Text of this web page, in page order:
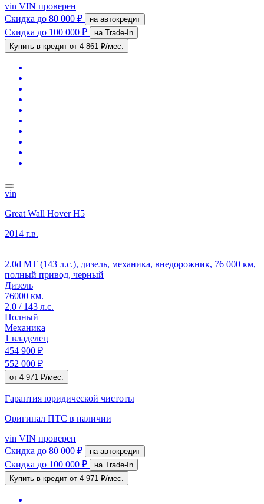
vin VIN проверен
Скидка до 80 000 ₽ на автокредит
Скидка до 100 000 ₽
на Trade-In
Купить в кредит от 4 861 ₽/мес.
vin
Great Wall Hover H5
2014 г.в.
2.0d MT (143 л.с.), дизель, механика, внедорожник, 76 000 км,
полный привод, черный
Дизель
76000 км.
2.0 / 143 л.с.
Полный
Механика
1 владелец
454 900 ₽
552 000 ₽
от 4 971 ₽/мес.
Гарантия юридической чистоты
Оригинал ПТС в наличии
vin VIN проверен
Скидка до 80 000 ₽ на автокредит
Скидка до 100 000 ₽
на Trade-In
Купить в кредит от 4 971 ₽/мес.